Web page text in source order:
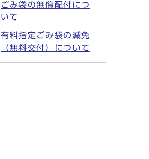
ごみ袋の無償配付につ
いて
有料指定ごみ袋の減免
（無料交付）について